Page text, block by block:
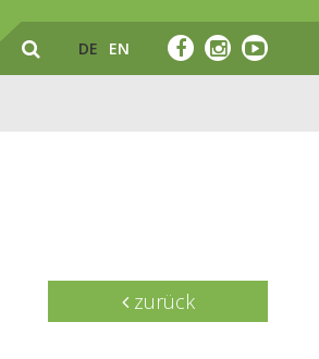
DE EN
zurück